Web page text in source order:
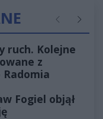
Poprzednie
ruch. Kolejne
z
Radomia
Fogiel objął